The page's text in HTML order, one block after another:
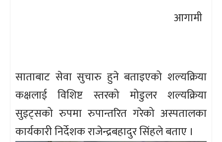
आगामी
साताबाट सेवा सुचारु हुने बताइएको शल्यक्रिया
कक्षलाई विशिष्ट स्तरको मोडुलर शल्यक्रिया
सुइट्सको रुपमा रुपान्तरित गरेको अस्पतालका
कार्यकारी निर्देशक राजेन्द्रबहादुर सिंहले बताए ।